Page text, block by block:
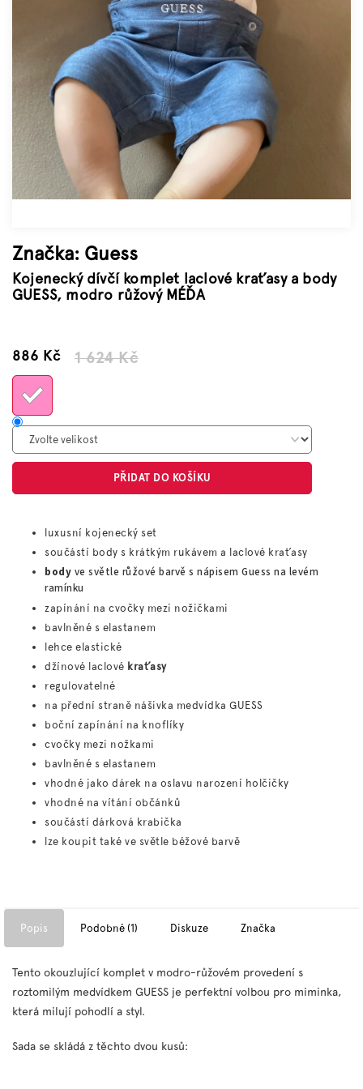
Přihlášení
Značka: Guess
Kojenecký dívčí komplet laclové kraťasy a body
GUESS, modro růžový MÉĎA
1 624 Kč
886 KčMěrná
PŘIDAT DO KOŠÍKU
luxusní kojenecký set
součástí body s krátkým rukávem a laclové kraťasy
body ve světle růžové barvě s nápisem Guess na levém
ramínku
zapínání na cvočky mezi nožičkami
bavlněné s elastanem
lehce elastické
džínové laclové kraťasy
regulovatelné
na přední straně nášivka medvídka GUESS
boční zapínání na knoflíky
cvočky mezi nožkami
bavlněné s elastanem
vhodné jako dárek na oslavu narození holčičky
vhodné na vítání občánků
součástí dárková krabička
lze koupit také ve světle béžové barvě
Popis Podobné (1) Diskuze Značka
Tento okouzlující komplet v modro-růžovém provedení s
roztomilým medvídkem GUESS je perfektní volbou pro miminka,
která milují pohodlí a styl.
Sada se skládá z těchto dvou kusů: